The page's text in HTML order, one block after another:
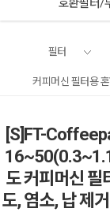
호환필터/
필터
커피머신 필터용
[S]FT-
도 커피머신 필
도, 염소, 납 제